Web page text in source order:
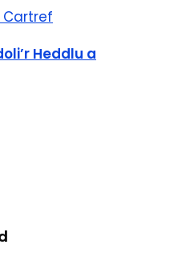
Cartref
Heddlu a